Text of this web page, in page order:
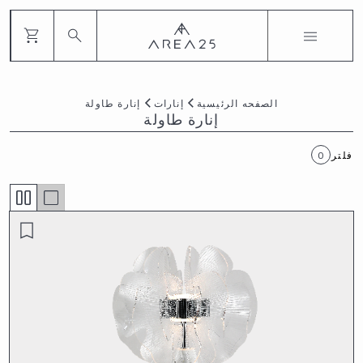
الصفحه الرئيسية إنارات إنارة طاولة
إنارة طاولة
فلتر 0